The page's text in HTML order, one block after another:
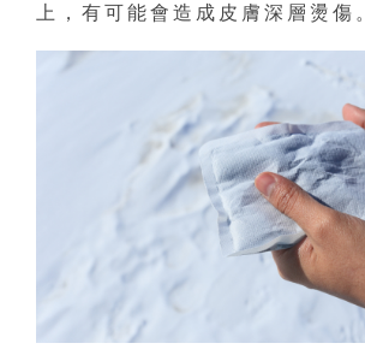
上，有可能會造成皮膚深層燙傷